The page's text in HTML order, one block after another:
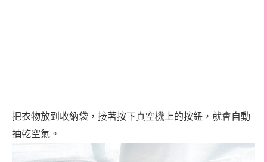
把衣物放到收納袋，接著按下真空機上的按鈕，就會自動
抽乾空氣。